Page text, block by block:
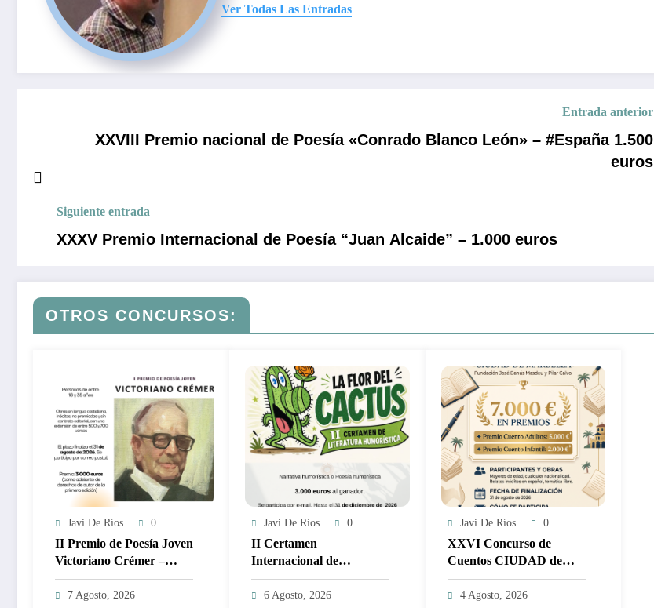
Ver Todas Las Entradas
Entrada anterior
XXVIII Premio nacional de Poesía «Conrado Blanco León» – #España 1.500
euros
Siguiente entrada
XXXV Premio Internacional de Poesía “Juan Alcaide” – 1.000 euros
OTROS CONCURSOS:
Javi De Ríos 0
II Premio de Poesía Joven
Victoriano Crémer –
3.000€
7 Agosto, 2026
Javi De Ríos 0
II Certamen
Internacional de
Literatura de Humor LA
FLOR DEL CACTUS
6 Agosto, 2026
Javi De Ríos 0
XXVI Concurso de
Cuentos CIUDAD de
MARBELLA – 5.000 y
2.000€
4 Agosto, 2026